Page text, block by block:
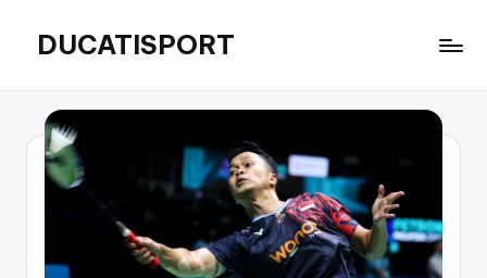
content
DUCATISPORT
Tangkis